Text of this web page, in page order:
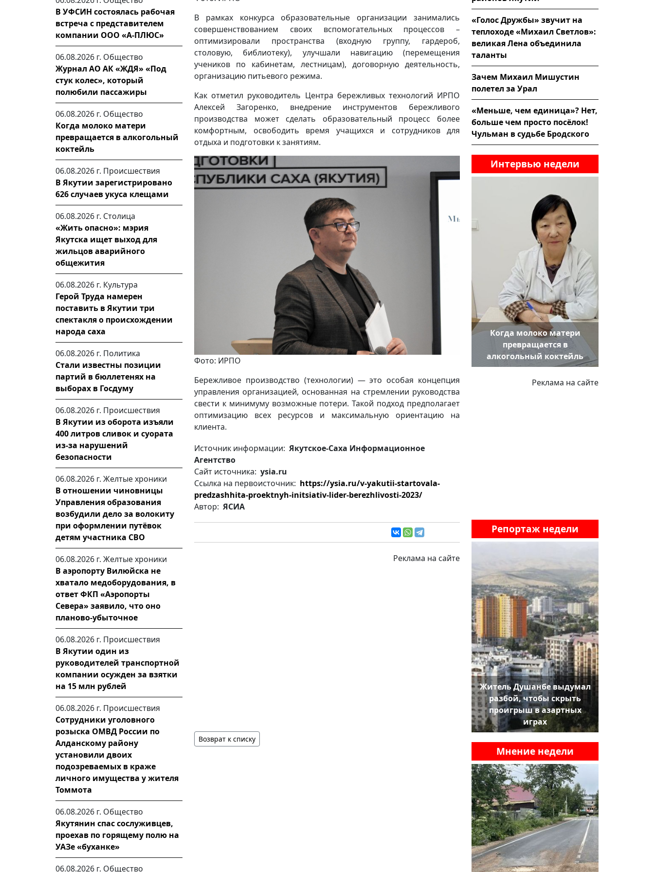
В УФСИН состоялась рабочая
встреча с представителем
компании ООО «А-ПЛЮС»
06.08.2026 г. Общество
Журнал АО АК «ЖДЯ» «Под
стук колес», который
полюбили пассажиры
06.08.2026 г. Общество
Когда молоко матери
превращается в алкогольный
коктейль
06.08.2026 г. Происшествия
В Якутии зарегистрировано
626 случаев укуса клещами
06.08.2026 г. Столица
«Жить опасно»: мэрия
Якутска ищет выход для
жильцов аварийного
общежития
06.08.2026 г. Культура
Герой Труда намерен
поставить в Якутии три
спектакля о происхождении
народа саха
06.08.2026 г. Политика
Стали известны позиции
партий в бюллетенях на
выборах в Госдуму
06.08.2026 г. Происшествия
В Якутии из оборота изъяли
400 литров сливок и суората
из-за нарушений
безопасности
06.08.2026 г. Желтые хроники
В отношении чиновницы
Управления образования
возбудили дело за волокиту
при оформлении путёвок
детям участника СВО
06.08.2026 г. Желтые хроники
В аэропорту Вилюйска не
хватало медоборудования, в
ответ ФКП «Аэропорты
Севера» заявило, что оно
планово-убыточное
06.08.2026 г. Происшествия
В Якутии один из
руководителей транспортной
компании осужден за взятки
на 15 млн рублей
06.08.2026 г. Происшествия
Сотрудники уголовного
розыска ОМВД России по
Алданскому району
установили двоих
подозреваемых в краже
личного имущества у жителя
Томмота
06.08.2026 г. Общество
Якутянин спас сослуживцев,
проехав по горящему полю на
УАЗе «буханке»
06.08.2026 г. Общество
В рамках конкурса образовательные организации занимались
совершенствованием своих вспомогательных процессов –
оптимизировали пространства (входную группу, гардероб,
столовую, библиотеку), улучшали навигацию (перемещения
учеников по кабинетам, лестницам), договорную деятельность,
организацию питьевого режима.
Как отметил руководитель Центра бережливых технологий ИРПО
Алексей Загоренко, внедрение инструментов бережливого
производства может сделать образовательный процесс более
комфортным, освободить время учащихся и сотрудников для
отдыха и подготовки к занятиям.
Фото: ИРПО
Бережливое производство (технологии) — это особая концепция
управления организацией, основанная на стремлении руководства
свести к минимуму возможные потери. Такой подход предполагает
оптимизацию всех ресурсов и максимальную ориентацию на
клиента.
Источник информации: Якутское-Саха Информационное
Агентство
Сайт источника: ysia.ru
Ссылка на первоисточник: https://ysia.ru/v-yakutii-startovala-
predzashhita-proektnyh-initsiativ-lider-berezhlivosti-2023/
Автор: ЯСИА
Реклама на сайте
Возврат к списку
«Голос Дружбы» звучит на
теплоходе «Михаил Светлов»:
великая Лена объединила
таланты
Зачем Михаил Мишустин
полетел за Урал
«Меньше, чем единица»? Нет,
больше чем просто посёлок!
Чульман в судьбе Бродского
Интервью недели
Когда молоко матери
превращается в
алкогольный коктейль
Реклама на сайте
Репортаж недели
Житель Душанбе выдумал
разбой, чтобы скрыть
проигрыш в азартных
играх
Мнение недели